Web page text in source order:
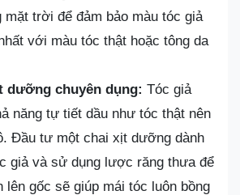
mặt trời để đảm bảo màu tóc giả
với màu tóc thật hoặc tông da
dưỡng chuyên dụng: Tóc giả
năng tự tiết dầu như tóc thật nên
Đầu tư một chai xịt dưỡng dành
giả và sử dụng lược răng thưa để
lên gốc sẽ giúp mái tóc luôn bồng